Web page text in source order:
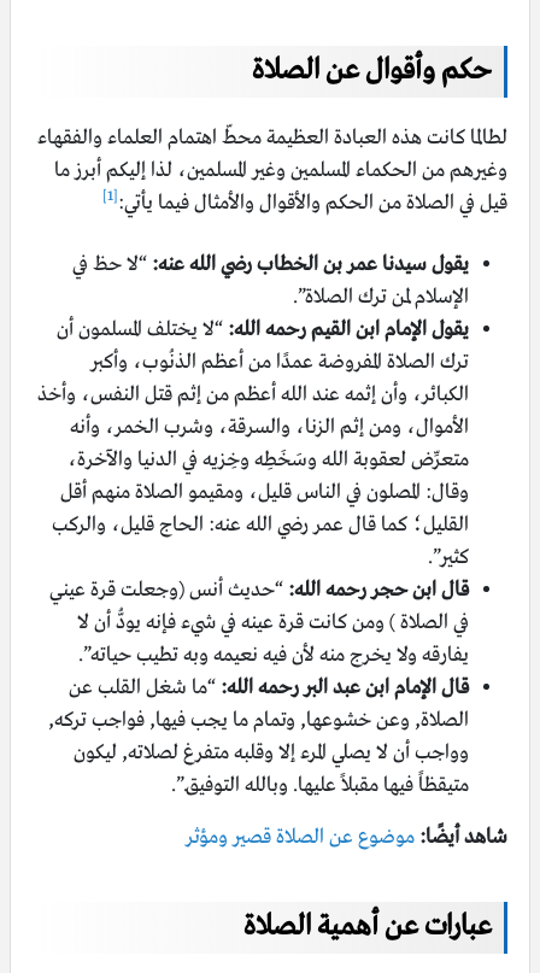
حكم وأقوال عن الصلاة
لطالما كانت هذه العبادة العظيمة محطّ اهتمام العلماء والفقهاء
وغيرهم من الحكماء المسلمين وغير المسلمين، لذا إليكم أبرز ما
قيل في الصلاة من الحكم والأقوال والأمثال فيما يأتي:[1]
يقول سيدنا عمر بن الخطاب رضي الله عنه: “لا حظ في
الإسلام لمن ترك الصلاة”.
يقول الإمام ابن القيم رحمه الله: “لا يختلف المسلمون أن
ترك الصلاة المفروضة عمدًا من أعظم الذنُوب، وأكبر
الكبائر، وأن إثمه عند الله أعظم من إثم قتل النفس، وأخذ
الأموال، ومن إثم الزنا، والسرقة، وشرب الخمر، وأنه
متعرِّض لعقوبة الله وسَخَطِه وخِزيه في الدنيا والآخرة،
وقال: المصلون في الناس قليل، ومقيمو الصلاة منهم أقل
القليل؛ كما قال عمر رضي الله عنه: الحاج قليل، والركب
كثير”.
قال ابن حجر رحمه الله: “حديث أنس (وجعلت قرة عيني
في الصلاة ) ومن كانت قرة عينه في شيء فإنه يودُّ أن لا
يفارقه ولا يخرج منه لأن فيه نعيمه وبه تطيب حياته”.
قال الإمام ابن عبد البر رحمه الله: “ما شغل القلب عن
الصلاة, وعن خشوعها, وتمام ما يجب فيها, فواجب تركه,
وواجب أن لا يصلي المرء إلا وقلبه متفرغ لصلاته, ليكون
متيقظاً فيها مقبلاً عليها. وبالله التوفيق.”.
شاهد أيضًا: موضوع عن الصلاة قصير ومؤثر
عبارات عن أهمية الصلاة